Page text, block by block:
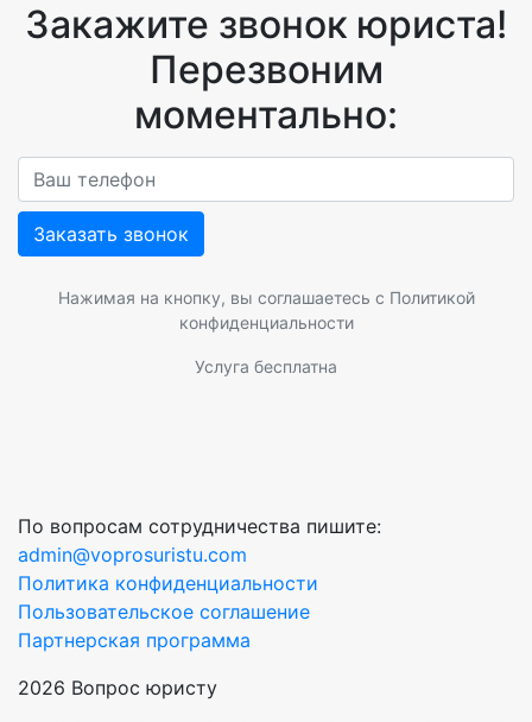
Закажите звонок юриста!
Перезвоним
моментально:
Заказать звонок
Нажимая на кнопку, вы соглашаетесь с Политикой
конфиденциальности
Услуга бесплатна
По вопросам сотрудничества пишите:
admin@voprosuristu.com
Политика конфиденциальности
Пользовательское соглашение
Партнерская программа
2026 Вопрос юристу